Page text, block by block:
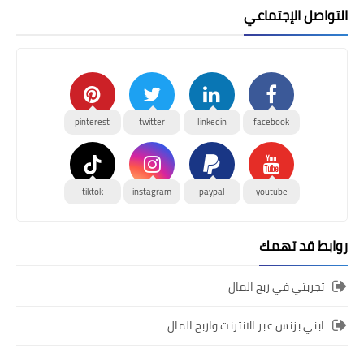
التواصل الإجتماعي
facebook
linkedin
twitter
pinterest
youtube
paypal
instagram
tiktok
روابط قد تهمك
تجربتي في ربح المال
ابني بزنس عبر الانترنت واربح المال